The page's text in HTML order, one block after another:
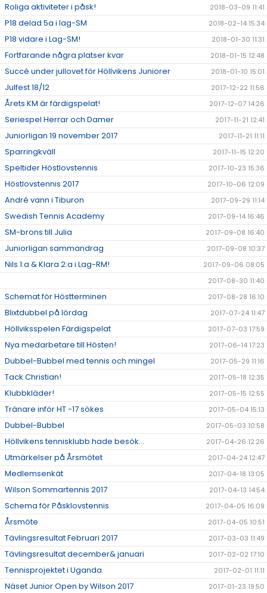
Roliga aktiviteter i påsk! 2018-03-09 11:41
P18 delad 5a i lag-SM 2018-02-14 15:34
P18 vidare i Lag-SM! 2018-01-30 11:31
Fortfarande några platser kvar 2018-01-15 12:48
Succé under jullovet för Höllvikens Juniorer 2018-01-10 15:01
Julfest 18/12 2017-12-22 11:56
Årets KM är färdigspelat! 2017-12-07 14:26
Seriespel Herrar och Damer 2017-11-21 12:41
Juniorligan 19 november 2017 2017-11-21 11:11
Sparringkväll 2017-11-15 12:20
Speltider Höstlovstennis 2017-10-23 15:36
Höstlovstennis 2017 2017-10-06 12:09
André vann i Tiburon 2017-09-29 11:14
Swedish Tennis Academy 2017-09-14 16:46
SM-brons till Julia 2017-09-08 16:40
Juniorligan sammandrag 2017-09-08 10:37
Nils 1:a & Klara 2:a i Lag-RM!
2017-09-06 08:05
2017-08-30 11:40
Schemat för Höstterminen 2017-08-28 16:10
Blixtdubbel på lördag 2017-07-24 11:47
Höllviksspelen Färdigspelat 2017-07-03 17:59
Nya medarbetare till Hösten! 2017-06-14 17:23
Dubbel-Bubbel med tennis och mingel 2017-05-29 11:16
Tack Christian! 2017-05-18 12:35
Klubbkläder! 2017-05-15 12:55
Tränare inför HT -17 sökes 2017-05-04 15:13
Dubbel-Bubbel 2017-05-03 10:58
Höllvikens tennisklubb hade besök... 2017-04-26 12:26
Utmärkelser på Årsmötet 2017-04-24 12:47
Medlemsenkät 2017-04-18 13:05
Wilson Sommartennis 2017 2017-04-13 14:54
Schema för Påsklovstennis 2017-04-05 16:09
Årsmöte 2017-04-05 10:51
Tävlingsresultat Februari 2017 2017-03-03 11:49
Tävlingsresultat december& januari 2017-02-02 17:10
Tennisprojektet i Uganda 2017-02-01 11:11
Näset Junior Open by Wilson 2017 2017-01-23 19:50